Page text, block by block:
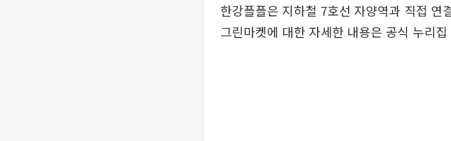
한강플플은 지하철 7호선 자양역과 직접
그린마켓에 대한 자세한 내용은 공식 누리